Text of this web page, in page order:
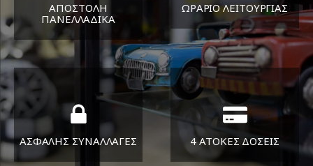
ΑΠΟΣΤΟΛΗ
ΠΑΝΕΛΛΑΔΙΚA
Όπου και αν είστε θα σας
στείλουμε τα ελαστικά σας
ΩΡΑΡΙΟ ΛΕΙΤΟΥΡΓΙΑΣ
ΔΕΥ-ΠΑΡ 8:30-17:30
ΣΑΒ 8:30-13:30
ΑΣΦΑΛΗΣ ΣΥΝΑΛΛΑΓΕΣ 4 ΑΤΟΚΕΣ ΔΟΣΕΙΣ